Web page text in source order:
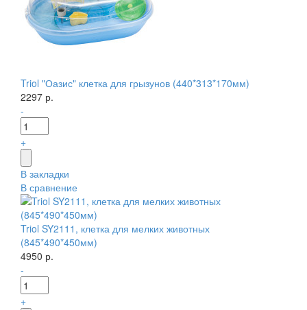
Triol "Оазис" клетка для грызунов (440*313*170мм)
2297 р.
-
+
В закладки
В сравнение
Triol SY2111, клетка для мелких животных
(845*490*450мм)
4950 р.
-
+